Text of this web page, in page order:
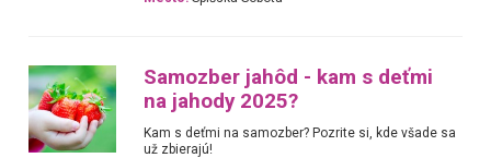
Samozber jahôd - kam s deťmi
na jahody 2025?
Kam s deťmi na samozber? Pozrite si, kde všade sa
už zbierajú!